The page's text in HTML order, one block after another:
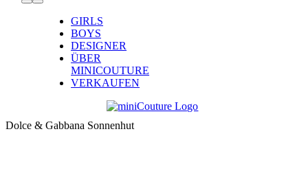
Toggle
Navigation
GIRLS
BOYS
DESIGNER
ÜBER
MINICOUTURE
VERKAUFEN
Dolce & Gabbana Sonnenhut